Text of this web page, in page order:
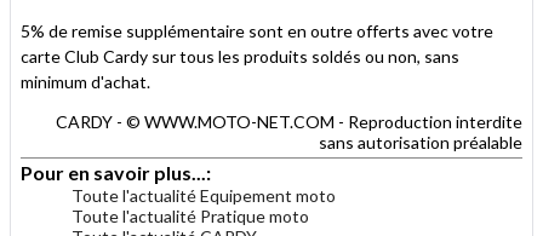
5% de remise supplémentaire sont en outre offerts avec votre
carte Club Cardy sur tous les produits soldés ou non, sans
minimum d'achat.
CARDY - © WWW.MOTO-NET.COM - Reproduction interdite
sans autorisation préalable
Pour en savoir plus...:
Toute l'actualité Equipement moto
Toute l'actualité Pratique moto